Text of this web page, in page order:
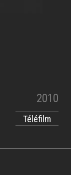
2010
Téléfilm